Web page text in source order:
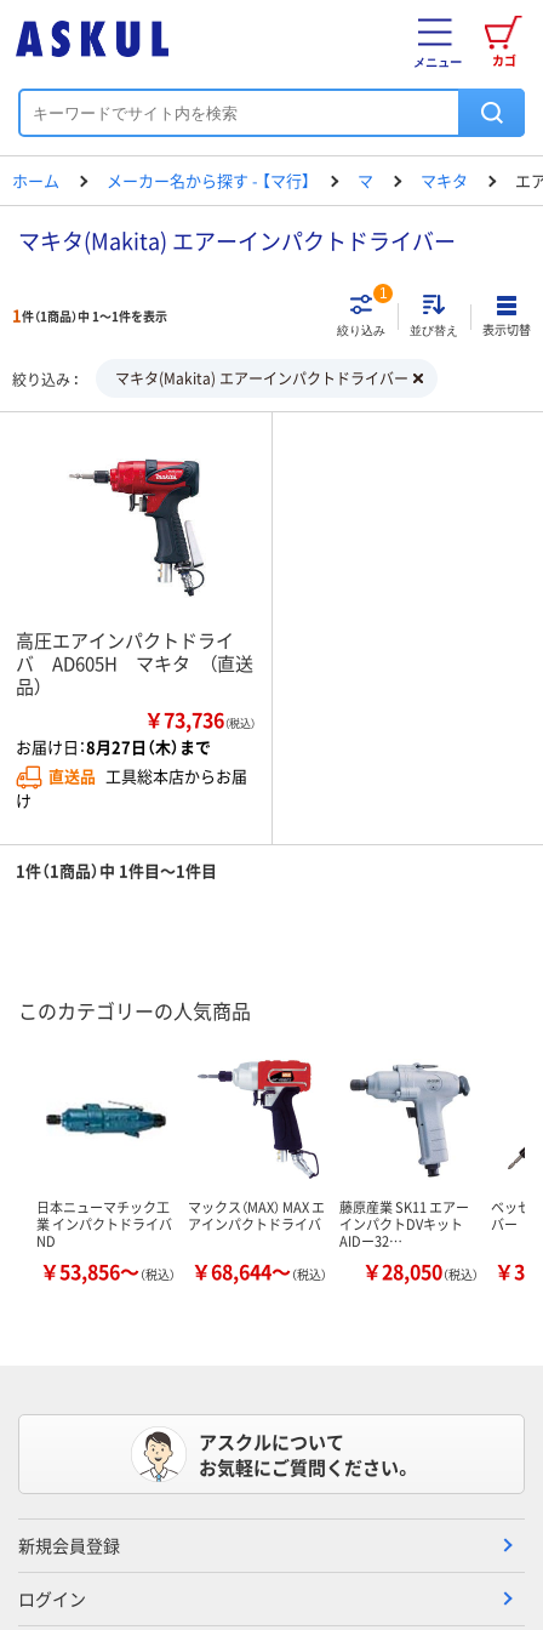
カゴ
メニュー
ホーム メーカー名から探す - 【マ行】 マ マキタ エ
マキタ(Makita) エアーインパクトドライバー
1件（1商品）中 1～1件を表示
絞り込み
1
並び替え 表示切替
絞り込み マキタ(Makita) エアーインパクトドライバー
高圧エアインパクトドライ
バ AD605H マキタ （直送
品）
￥73,736（税込）
お届け日：8月27日（木）まで
直送品 工具総本店からお届
け
1件（1商品）中 1件目～1件目
このカテゴリーの人気商品
日本ニューマチック工
業 インパクトドライバ
ND
￥53,856～（税込）
マックス（MAX） MAX エ
アインパクトドライバ
￥68,644～（税込）
藤原産業 SK11 エアー
インパクトDVキット
AIDー32…
￥28,050（税込）
ベッセ
バー
￥
アスクルについて
お気軽にご質問ください。
新規会員登録
ログイン